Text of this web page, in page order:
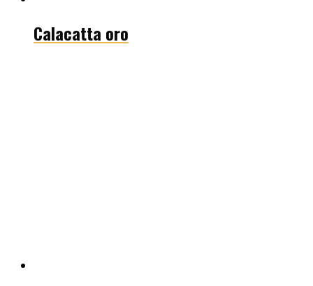
Calacatta oro